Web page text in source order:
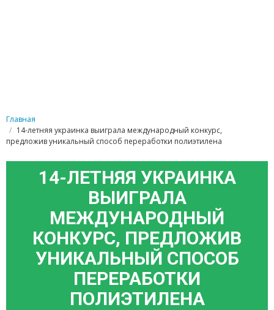
Главная
14-летняя украинка выиграла международный конкурс,
предложив уникальный способ переработки полиэтилена
14-ЛЕТНЯЯ УКРАИНКА
ВЫИГРАЛА
МЕЖДУНАРОДНЫЙ
КОНКУРС, ПРЕДЛОЖИВ
УНИКАЛЬНЫЙ СПОСОБ
ПЕРЕРАБОТКИ
ПОЛИЭТИЛЕНА